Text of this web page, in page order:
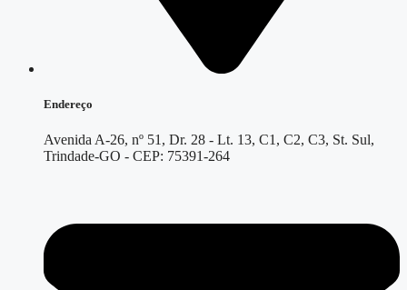
Endereço
Avenida A-26, nº 51, Dr. 28 - Lt. 13, C1, C2, C3, St. Sul,
Trindade-GO - CEP: 75391-264